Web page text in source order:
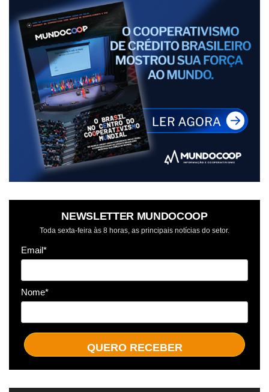
NEWSLETTER MUNDOCOOP
Toda sexta-feira às 8 horas, as principais notícias do setor.
Email*
Nome*
QUERO RECEBER